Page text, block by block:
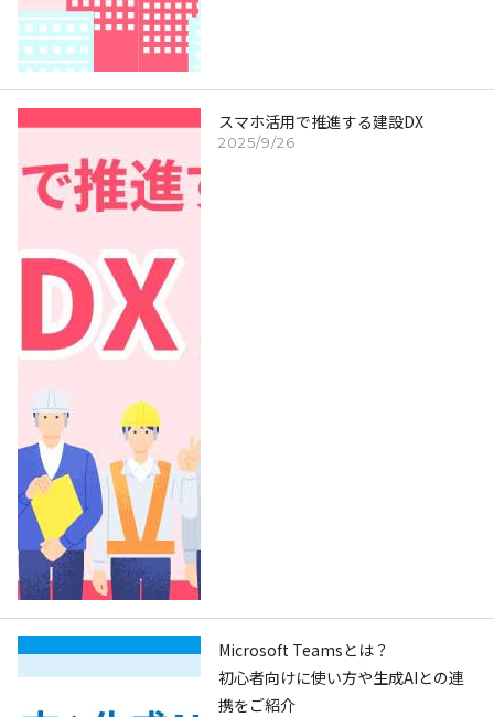
2025/9/26
スマホ活用で推進する建設DX
Microsoft Teamsとは？
初心者向けに使い方や生成AIとの連
携をご紹介